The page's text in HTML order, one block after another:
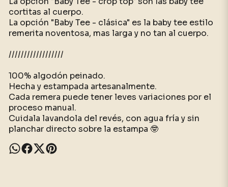
cortitas al cuerpo.
La opción "Baby Tee - clásica" es la baby tee estilo
remerita noventosa, mas larga y no tan al cuerpo.
//////////////////
100% algodón peinado.
Hecha y estampada artesanalmente.
Cada remera puede tener leves variaciones por el
proceso manual.
Cuidala lavandola del revés, con agua fría y sin
planchar directo sobre la estampa 🤓